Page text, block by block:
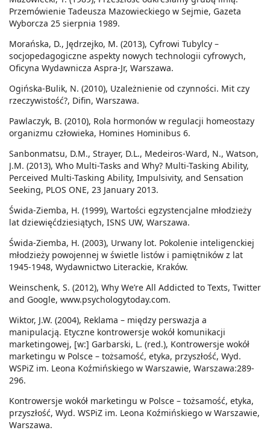
Przemówienie Tadeusza Mazowieckiego w Sejmie, Gazeta
Wyborcza 25 sierpnia 1989.
Morańska, D., Jędrzejko, M. (2013), Cyfrowi Tubylcy –
socjopedagogiczne aspekty nowych technologii cyfrowych,
Oficyna Wydawnicza Aspra-Jr, Warszawa.
Ogińska-Bulik, N. (2010), Uzależnienie od czynności. Mit czy
rzeczywistość?, Difin, Warszawa.
Pawlaczyk, B. (2010), Rola hormonów w regulacji homeostazy
organizmu człowieka, Homines Hominibus 6.
Sanbonmatsu, D.M., Strayer, D.L., Medeiros-Ward, N., Watson,
J.M. (2013), Who Multi-Tasks and Why? Multi-Tasking Ability,
Perceived Multi-Tasking Ability, Impulsivity, and Sensation
Seeking, PLOS ONE, 23 January 2013.
Świda-Ziemba, H. (1999), Wartości egzystencjalne młodzieży
lat dziewięćdziesiątych, ISNS UW, Warszawa.
Świda-Ziemba, H. (2003), Urwany lot. Pokolenie inteligenckiej
młodzieży powojennej w świetle listów i pamiętników z lat
1945-1948, Wydawnictwo Literackie, Kraków.
Weinschenk, S. (2012), Why We’re All Addicted to Texts, Twitter
and Google, www.psychologytoday.com.
Wiktor, J.W. (2004), Reklama – między perswazja a
manipulacją. Etyczne kontrowersje wokół komunikacji
marketingowej, [w:] Garbarski, L. (red.), Kontrowersje wokół
marketingu w Polsce – tożsamość, etyka, przyszłość, Wyd.
WSPiZ im. Leona Koźmińskiego w Warszawie, Warszawa:289-
296.
Kontrowersje wokół marketingu w Polsce – tożsamość, etyka,
przyszłość, Wyd. WSPiZ im. Leona Koźmińskiego w Warszawie,
Warszawa.